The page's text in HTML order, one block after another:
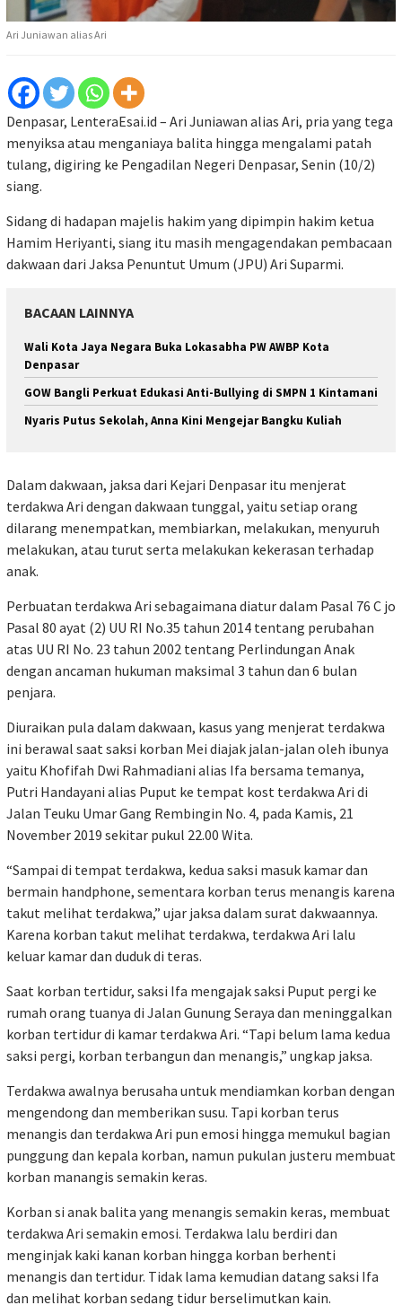
Ari Juniawan alias Ari
Denpasar, LenteraEsai.id – Ari Juniawan alias Ari, pria yang tega
menyiksa atau menganiaya balita hingga mengalami patah
tulang, digiring ke Pengadilan Negeri Denpasar, Senin (10/2)
siang.
Sidang di hadapan majelis hakim yang dipimpin hakim ketua
Hamim Heriyanti, siang itu masih mengagendakan pembacaan
dakwaan dari Jaksa Penuntut Umum (JPU) Ari Suparmi.
BACAAN LAINNYA
Wali Kota Jaya Negara Buka Lokasabha PW AWBP Kota
Denpasar
GOW Bangli Perkuat Edukasi Anti-Bullying di SMPN 1 Kintamani
Nyaris Putus Sekolah, Anna Kini Mengejar Bangku Kuliah
Dalam dakwaan, jaksa dari Kejari Denpasar itu menjerat
terdakwa Ari dengan dakwaan tunggal, yaitu setiap orang
dilarang menempatkan, membiarkan, melakukan, menyuruh
melakukan, atau turut serta melakukan kekerasan terhadap
anak.
Perbuatan terdakwa Ari sebagaimana diatur dalam Pasal 76 C jo
Pasal 80 ayat (2) UU RI No.35 tahun 2014 tentang perubahan
atas UU RI No. 23 tahun 2002 tentang Perlindungan Anak
dengan ancaman hukuman maksimal 3 tahun dan 6 bulan
penjara.
Diuraikan pula dalam dakwaan, kasus yang menjerat terdakwa
ini berawal saat saksi korban Mei diajak jalan-jalan oleh ibunya
yaitu Khofifah Dwi Rahmadiani alias Ifa bersama temanya,
Putri Handayani alias Puput ke tempat kost terdakwa Ari di
Jalan Teuku Umar Gang Rembingin No. 4, pada Kamis, 21
November 2019 sekitar pukul 22.00 Wita.
“Sampai di tempat terdakwa, kedua saksi masuk kamar dan
bermain handphone, sementara korban terus menangis karena
takut melihat terdakwa,” ujar jaksa dalam surat dakwaannya.
Karena korban takut melihat terdakwa, terdakwa Ari lalu
keluar kamar dan duduk di teras.
Saat korban tertidur, saksi Ifa mengajak saksi Puput pergi ke
rumah orang tuanya di Jalan Gunung Seraya dan meninggalkan
korban tertidur di kamar terdakwa Ari. “Tapi belum lama kedua
saksi pergi, korban terbangun dan menangis,” ungkap jaksa.
Terdakwa awalnya berusaha untuk mendiamkan korban dengan
mengendong dan memberikan susu. Tapi korban terus
menangis dan terdakwa Ari pun emosi hingga memukul bagian
punggung dan kepala korban, namun pukulan justeru membuat
korban manangis semakin keras.
Korban si anak balita yang menangis semakin keras, membuat
terdakwa Ari semakin emosi. Terdakwa lalu berdiri dan
menginjak kaki kanan korban hingga korban berhenti
menangis dan tertidur. Tidak lama kemudian datang saksi Ifa
dan melihat korban sedang tidur berselimutkan kain.